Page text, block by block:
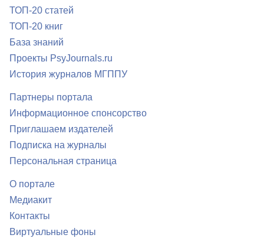
ТОП-20 статей
ТОП-20 книг
База знаний
Проекты PsyJournals.ru
История журналов МГППУ
Партнеры портала
Информационное спонсорство
Приглашаем издателей
Подписка на журналы
Персональная страница
О портале
Медиакит
Контакты
Виртуальные фоны